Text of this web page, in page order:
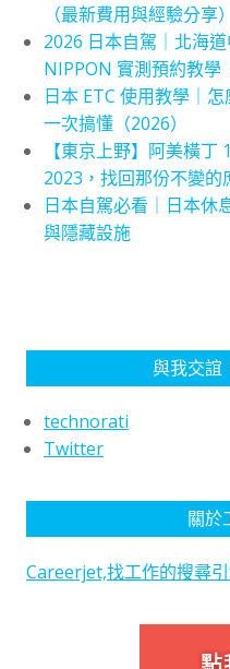
（最新費用與經驗分享）
2026 日本自駕｜北海
NIPPON 實測預約教學
日本 ETC 使用教學｜
一次搞懂（2026）
【東京上野】阿美橫
2023，找回那份不變的
日本自駕必看｜日本休
與隱藏設施
與我交誼
technorati
Twitter
關於
Careerjet,找工作的搜尋